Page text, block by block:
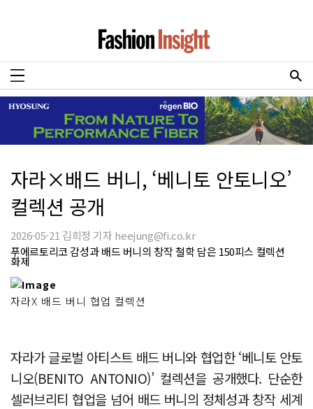
자라×배드 버니, ‘베니토 안토니오’
컬렉션 공개
2026-05-21 김희정 기자 heejung@fi.co.kr
푸에르토리코 감성과 배드 버니의 창작 철학 담은 150피스 컬렉션
화제
자라X 배드 버니 협업 컬렉션
자라가 글로벌 아티스트 배드 버니와 협업한 ‘베니토 안토
니오(BENITO ANTONIO)’ 컬렉션을 공개했다. 단순한
셀러브리티 협업을 넘어 배드 버니의 정체성과 창작 세계